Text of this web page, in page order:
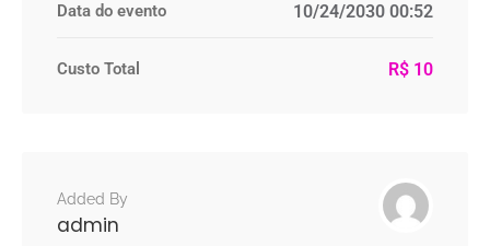
Data do evento 10/24/2030 00:52
Custo Total R$ 10
Added By
admin